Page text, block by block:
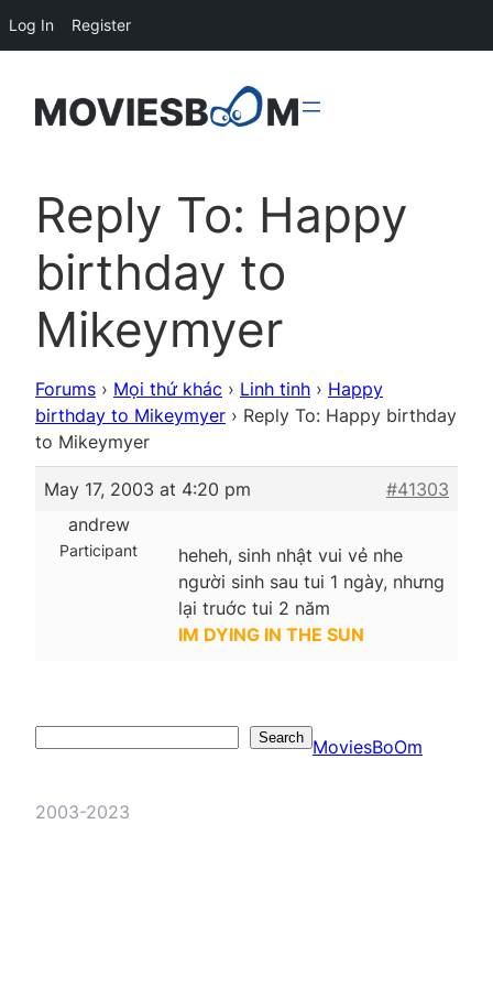
Reply To: Happy
birthday to
Mikeymyer
Forums › Mọi thứ khác › Linh tinh › Happy
birthday to Mikeymyer › Reply To: Happy birthday
to Mikeymyer
May 17, 2003 at 4:20 pm
#41303
andrew
Participant
heheh, sinh nhật vui vẻ nhe
người sinh sau tui 1 ngày, nhưng
lại truớc tui 2 năm
IM DYING IN THE SUN
Search MoviesBoOm
2003-2023
Log In Register